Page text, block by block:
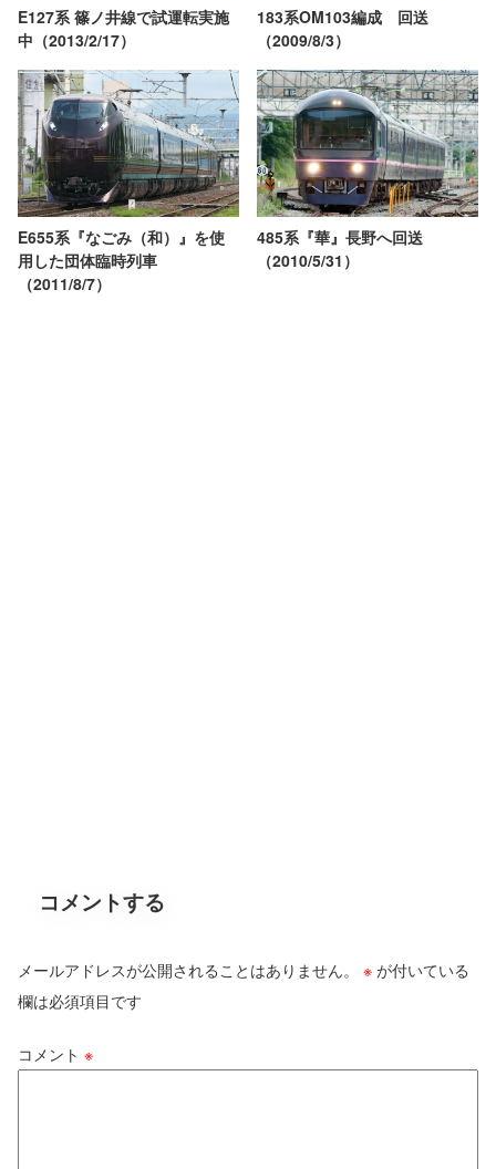
E127系 篠ノ井線で試運転実施
中（2013/2/17）
183系OM103編成 回送
（2009/8/3）
E655系『なごみ（和）』を使
用した団体臨時列車
（2011/8/7）
485系『華』長野へ回送
（2010/5/31）
コメントする
メールアドレスが公開されることはありません。 ※が付いている
欄は必須項目です
コメント ※